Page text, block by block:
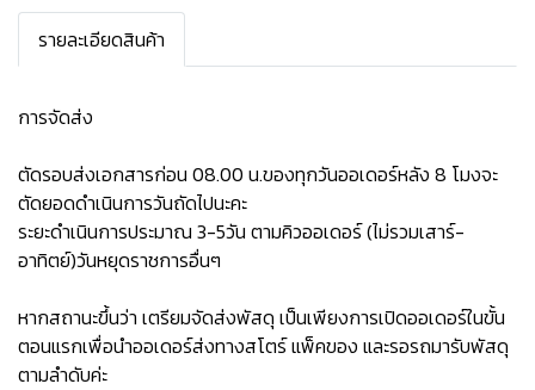
รายละเอียดสินค้า
การจัดส่ง
ตัดรอบส่งเอกสารก่อน 08.00 น.ของทุกวันออเดอร์หลัง 8 โมงจะ
ตัดยอดดำเนินการวันถัดไปนะคะ
ระยะดำเนินการประมาณ 3-5วัน ตามคิวออเดอร์ (ไม่รวมเสาร์-
อาทิตย์)วันหยุดราชการอื่นๆ
หากสถานะขึ้นว่า เตรียมจัดส่งพัสดุ เป็นเพียงการเปิดออเดอร์ในขั้น
ตอนแรกเพื่อนำออเดอร์ส่งทางสโตร์ แพ็คของ และรอรถมารับพัสดุ
ตามลำดับค่ะ